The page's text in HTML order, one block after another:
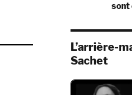
Jews cover) »
sont
L’arrière-
Sachet